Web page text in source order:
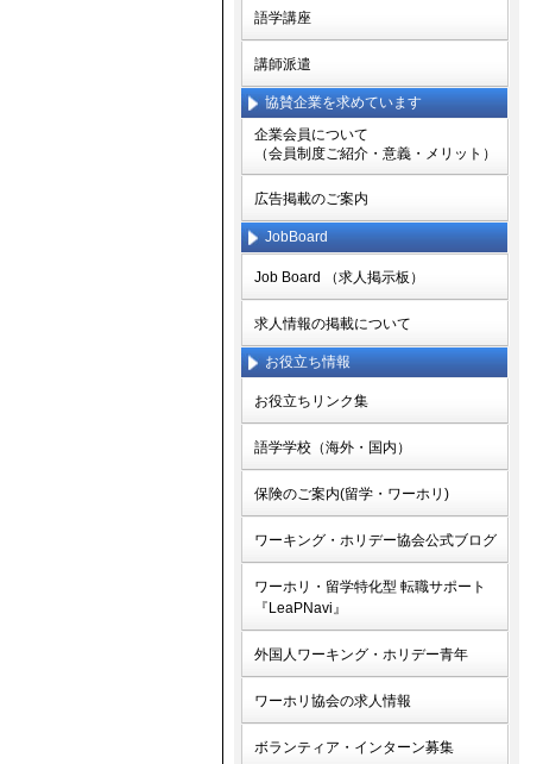
語学講座
講師派遣
協賛企業を求めています
企業会員について
（会員制度ご紹介・意義・メリット）
広告掲載のご案内
JobBoard
Job Board （求人掲示板）
求人情報の掲載について
お役立ち情報
お役立ちリンク集
語学学校（海外・国内）
保険のご案内(留学・ワーホリ)
ワーキング・ホリデー協会公式ブログ
ワーホリ・留学特化型 転職サポート
『LeaPNavi』
外国人ワーキング・ホリデー青年
ワーホリ協会の求人情報
ボランティア・インターン募集